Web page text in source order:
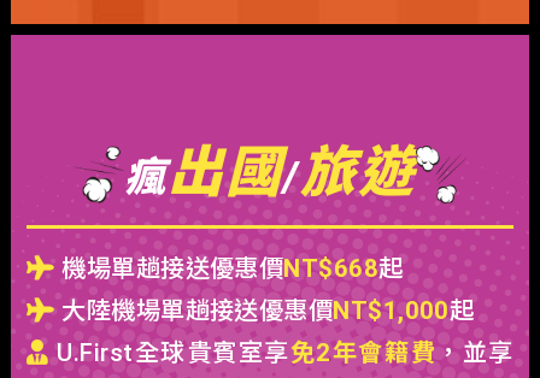
瘋出國/旅遊
機場單趟接送優惠價NT$668起
大陸機場單趟接送優惠價NT$1,000起
U.First全球貴賓室享免2年會籍費 ，並享